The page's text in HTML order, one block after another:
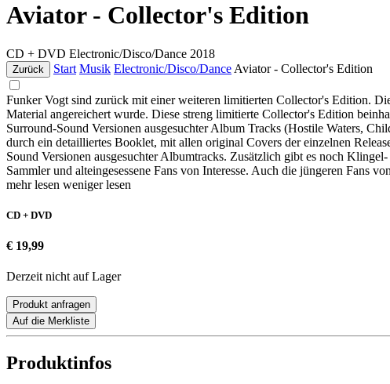
Aviator - Collector's Edition
CD + DVD Electronic/Disco/Dance 2018
Zurück Start Musik Electronic/Disco/Dance Aviator - Collector's Edition
Funker Vogt sind zurück mit einer weiteren limitierten Collector's Edition.
Material angereichert wurde. Diese streng limitierte Collector's Edition
Surround-Sound Versionen ausgesuchter Album Tracks (Hostile Waters,
durch ein detailliertes Booklet, mit allen original Covers der einzelnen
Sound Versionen ausgesuchter Albumtracks. Zusätzlich gibt es noch
Sammler und alteingesessene Fans von Interesse. Auch die jüngeren Fans
mehr lesen weniger lesen
CD + DVD
€ 19,99
Derzeit nicht auf Lager
Produkt anfragen
Auf die Merkliste
Produktinfos